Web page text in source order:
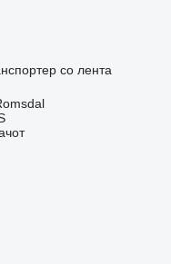
со лента